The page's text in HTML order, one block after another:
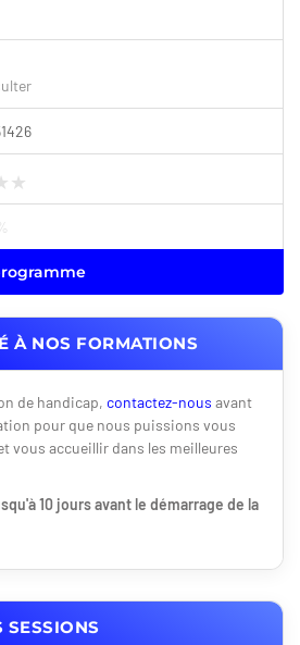
À NOS FORMATIONS
de handicap, contactez-nous avant
pour que nous puissions vous
vous accueillir dans les meilleures
10 jours avant le démarrage de la
SESSIONS